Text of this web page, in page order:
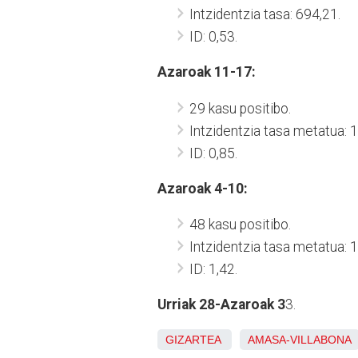
Intzidentzia tasa: 694,21.
ID: 0,53.
Azaroak 11-17:
29 kasu positibo.
Intzidentzia tasa metatua:
ID: 0,85.
Azaroak 4-10:
48 kasu positibo.
Intzidentzia tasa metatua:
ID: 1,42.
Urriak 28-Azaroak 33.
GIZARTEA AMASA-VILLABONA